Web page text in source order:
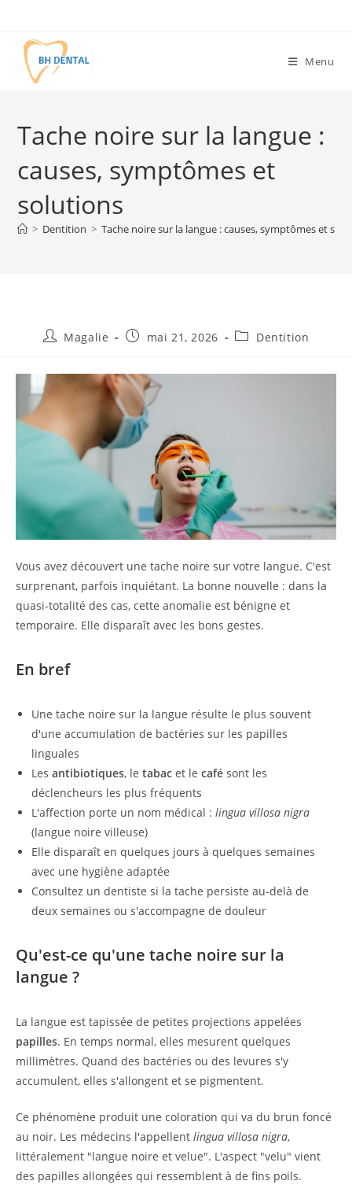
Menu
Tache noire sur la langue :
causes, symptômes et
solutions
> Dentition > Tache noire sur la langue : causes, symptômes et
Magalie mai 21, 2026 Dentition
Vous avez découvert une tache noire sur votre langue. C'est
surprenant, parfois inquiétant. La bonne nouvelle : dans la
quasi-totalité des cas, cette anomalie est bénigne et
temporaire. Elle disparaît avec les bons gestes.
En bref
Une tache noire sur la langue résulte le plus souvent
d'une accumulation de bactéries sur les papilles
linguales
Les antibiotiques, le tabac et le café sont les
déclencheurs les plus fréquents
L'affection porte un nom médical : lingua villosa nigra
(langue noire villeuse)
Elle disparaît en quelques jours à quelques semaines
avec une hygiène adaptée
Consultez un dentiste si la tache persiste au-delà de
deux semaines ou s'accompagne de douleur
Qu'est-ce qu'une tache noire sur la
langue ?
La langue est tapissée de petites projections appelées
papilles. En temps normal, elles mesurent quelques
millimètres. Quand des bactéries ou des levures s'y
accumulent, elles s'allongent et se pigmentent.
Ce phénomène produit une coloration qui va du brun foncé
au noir. Les médecins l'appellent lingua villosa nigra,
littéralement "langue noire et velue". L'aspect "velu" vient
des papilles allongées qui ressemblent à de fins poils.